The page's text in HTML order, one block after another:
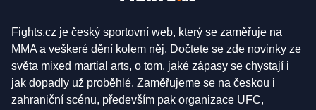
Fights.cz je český sportovní web, který se zaměřuje na
MMA a veškeré dění kolem něj. Dočtete se zde novinky ze
světa mixed martial arts, o tom, jaké zápasy se chystají i
jak dopadly už proběhlé. Zaměřujeme se na českou i
zahraniční scénu, především pak organizace UFC,